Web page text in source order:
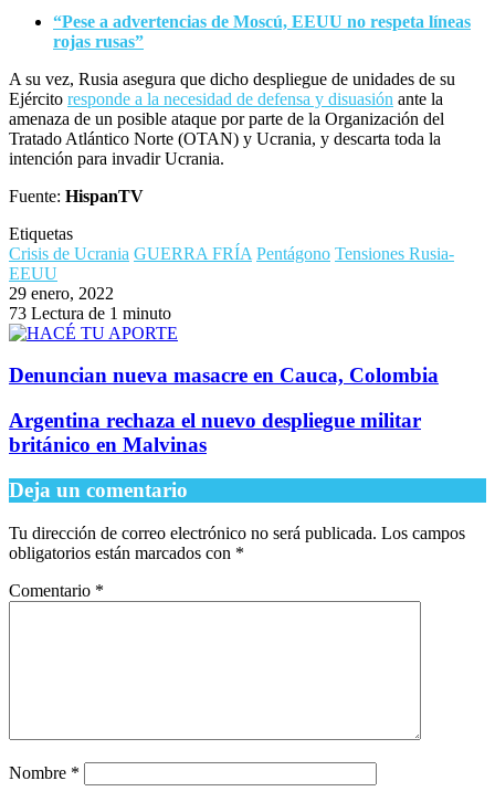
“Pese a advertencias de Moscú, EEUU no respeta líneas
rojas rusas”
A su vez, Rusia asegura que dicho despliegue de unidades de su
Ejército responde a la necesidad de defensa y disuasión ante la
amenaza de un posible ataque por parte de la Organización del
Tratado Atlántico Norte (OTAN) y Ucrania, y descarta toda la
intención para invadir Ucrania.
Fuente: HispanTV
Etiquetas
Crisis de Ucrania GUERRA FRÍA Pentágono Tensiones Rusia-
EEUU
29 enero, 2022
73 Lectura de 1 minuto
Denuncian nueva masacre en Cauca, Colombia
Argentina rechaza el nuevo despliegue militar
británico en Malvinas
Deja un comentario
Tu dirección de correo electrónico no será publicada. Los campos
obligatorios están marcados con *
Comentario *
Nombre *